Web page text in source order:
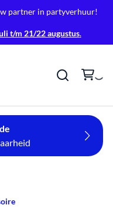
partner in partyverhuur!
t/m 21/22 augustus.